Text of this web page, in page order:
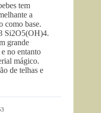
tem
a
como base.
Si2O5(OH)4.
grande
no entanto
mágico.
de telhas e